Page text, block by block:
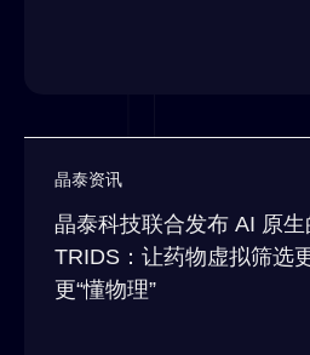
晶泰资讯
晶泰科技联合发布 AI 原
TRIDS：让药物虚拟筛选
更“懂物理”